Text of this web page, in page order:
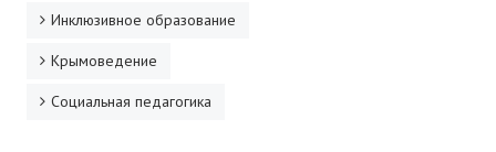
Инклюзивное образование
Крымоведение
Социальная педагогика